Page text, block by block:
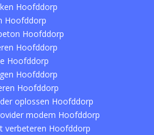
Hoofddorp
Hoofddorp
Hoofddorp
Hoofddorp
Hoofddorp
Hoofddorp
Hoofddorp
oplossen Hoofddorp
modem Hoofddorp
verbeteren Hoofddorp